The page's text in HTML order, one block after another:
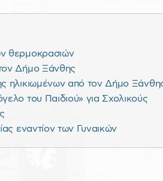
θερμοκρασιών
Δήμο Ξάνθης
ηλικιωμένων από τον Δήμο
του Παιδιού» για Σχολικούς
εναντίον των Γυναικών